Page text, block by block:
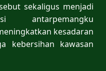
sekaligus menjadi
antarpemangku
kesadaran
kebersihan kawasan